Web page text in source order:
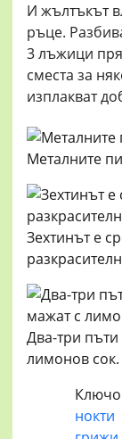
И жълтъкът
ръце.
3 лъжици
сместа за
изплакват
Металните
Зехтинът е
Два-три пъти
лимонов сок.
нокти